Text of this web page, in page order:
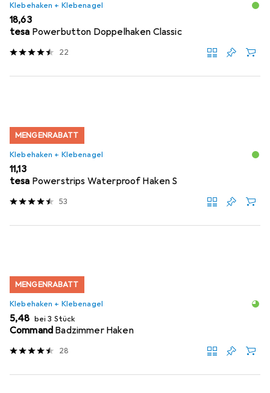
Klebehaken + Klebenagel
EUR
18,63
tesa Powerbutton Doppelhaken Classic
22
MENGENRABATT
Klebehaken + Klebenagel
EUR
11,13
tesa Powerstrips Waterproof Haken S
53
MENGENRABATT
Klebehaken + Klebenagel
EUR
5,48 bei 3 Stück
Command Badzimmer Haken
28